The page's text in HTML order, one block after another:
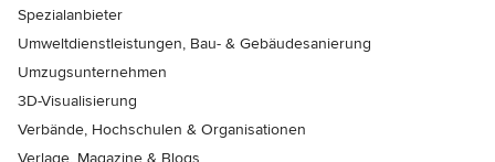
Spezialanbieter
Umweltdienstleistungen, Bau- & Gebäudesanierung
Umzugsunternehmen
3D-Visualisierung
Verbände, Hochschulen & Organisationen